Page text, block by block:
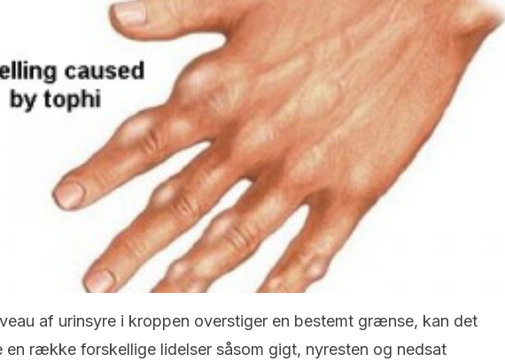
af urinsyre i kroppen overstiger en bestemt grænse, kan det
en række forskellige lidelser såsom gigt, nyresten og nedsat